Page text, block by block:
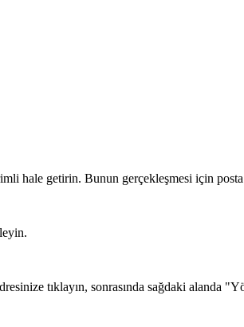
hale getirin. Bunun gerçekleşmesi için
tıklayın, sonrasında sağdaki alanda